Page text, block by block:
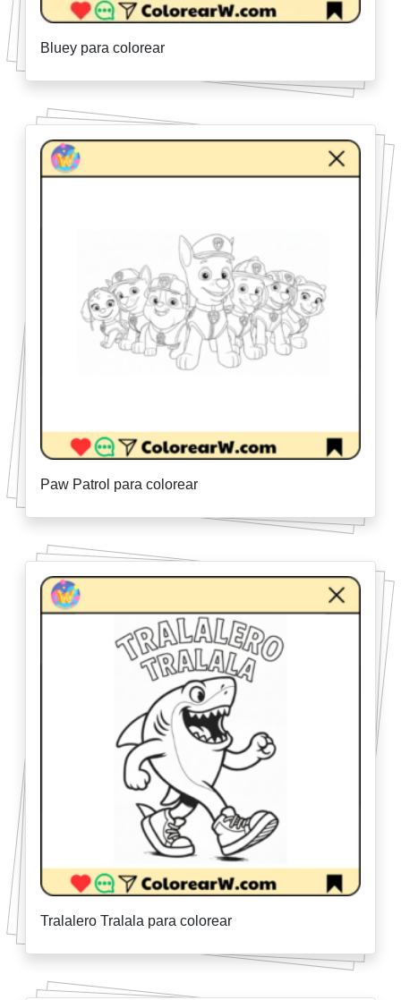
Bluey para colorear
Paw Patrol para colorear
Tralalero Tralala para colorear